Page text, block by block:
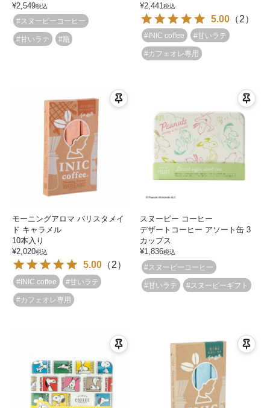
¥2,549税込
#スヌーピーコーヒー
#甘いラテ #瓶
¥2,441税込
5.00 （2）
#INIC coffee #甘いラテ
#カフェオレ専用
モーニングアロマ バリスタメイ
ド キャラメル
10本入り
¥2,020税込
5.00 （2）
#INIC coffee #甘いラテ
#カフェオレ専用
スヌーピー コーヒー
デザートコーヒー アソート缶 3
カップス
¥1,836税込
#スヌーピーコーヒー
#甘いラテ #スヌーピーギフト